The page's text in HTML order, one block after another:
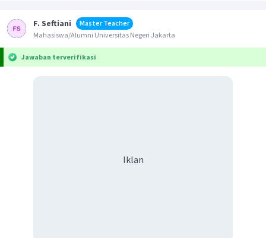
F. Seftiani
Master Teacher
Mahasiswa/Alumni Universitas Negeri Jakarta
Jawaban terverifikasi
Iklan